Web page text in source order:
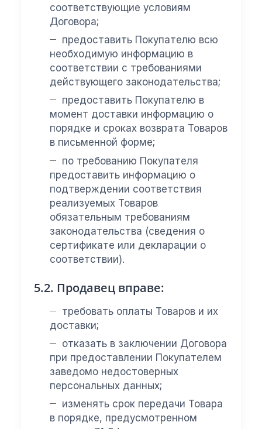
соответствующие условиям
Договора;
предоставить Покупателю всю
необходимую информацию в
соответствии с требованиями
действующего законодательства;
предоставить Покупателю в
момент доставки информацию о
порядке и сроках возврата Товаров
в письменной форме;
по требованию Покупателя
предоставить информацию о
подтверждении соответствия
реализуемых Товаров
обязательным требованиям
законодательства (сведения о
сертификате или декларации о
соответствии).
5.2. Продавец вправе:
требовать оплаты Товаров и их
доставки;
отказать в заключении Договора
при предоставлении Покупателем
заведомо недостоверных
персональных данных;
изменять срок передачи Товара
в порядке, предусмотренном